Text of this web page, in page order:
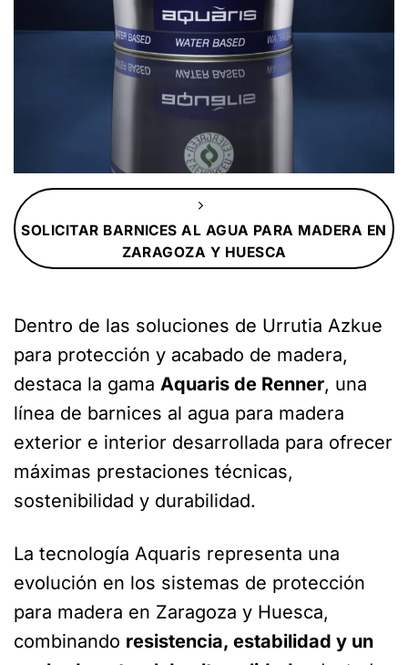
SOLICITAR BARNICES AL AGUA PARA MADERA EN
ZARAGOZA Y HUESCA
Dentro de las soluciones de Urrutia Azkue
para protección y acabado de madera,
destaca la gama Aquaris de Renner, una
línea de barnices al agua para madera
exterior e interior desarrollada para ofrecer
máximas prestaciones técnicas,
sostenibilidad y durabilidad.
La tecnología Aquaris representa una
evolución en los sistemas de protección
para madera en Zaragoza y Huesca,
combinando resistencia, estabilidad y un